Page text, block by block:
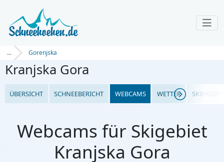
... Gorenjska
Kranjska Gora
ÜBERSICHT SCHNEEBERICHT WEBCAMS WETTER
Webcams für Skigebiet
Kranjska Gora